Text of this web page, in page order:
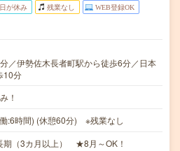
が休み 残業なし WEB登録OK
／伊勢佐木長者町駅から徒歩6分／日本
10分
！
:6時間) (休憩60分) ※残業なし
期（3カ月以上） ★8月～OK！